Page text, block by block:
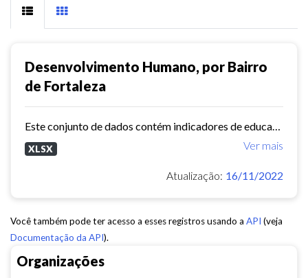
Organizações
Desenvolvimento Humano, por Bairro
de Fortaleza
Ver mais
XLSX
Atualização: 16/11/2022
Você também pode ter acesso a esses registros usando a API (veja
Documentação da API).